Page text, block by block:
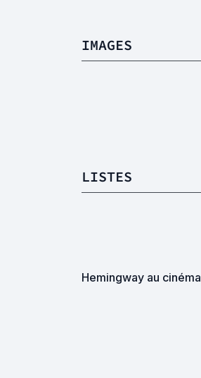
IMAGES
LISTES
Hemingway au cinéma